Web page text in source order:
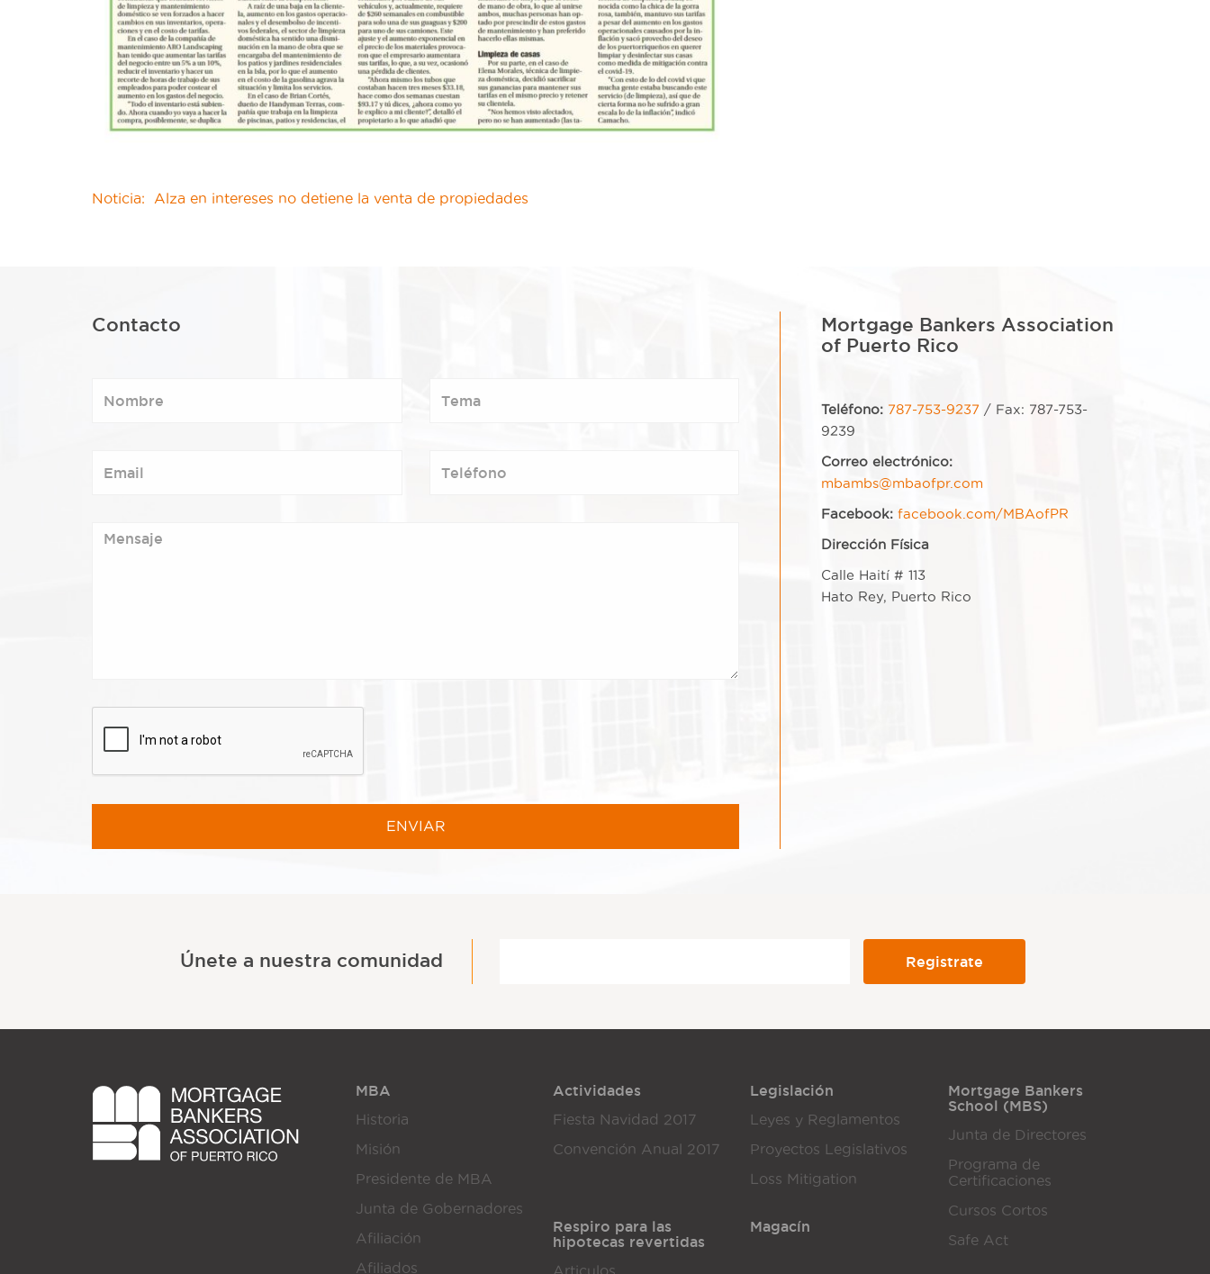
Noticia: Alza en intereses no detiene la venta de propiedades
Contacto
Mortgage Bankers Association
of Puerto Rico
Teléfono: 787-753-9237 / Fax: 787-753-
9239
Correo electrónico:
mbambs@mbaofpr.com
Facebook: facebook.com/MBAofPR
Dirección Física
Calle Haití # 113
Hato Rey, Puerto Rico
Únete a nuestra comunidad
MBA
Historia
Misión
Presidente de MBA
Junta de Gobernadores
Afiliación
Afiliados
Actividades
Fiesta Navidad 2017
Convención Anual 2017
Legislación
Leyes y Reglamentos
Proyectos Legislativos
Loss Mitigation
Respiro para las
hipotecas revertidas
Magacín
Mortgage Bankers
School (MBS)
Junta de Directores
Programa de
Certificaciones
Cursos Cortos
Safe Act